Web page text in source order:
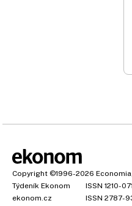
Copyright ©1996-2026
Týdeník Ekonom
ISSN 1210-
ekonom.cz
ISSN 2787-